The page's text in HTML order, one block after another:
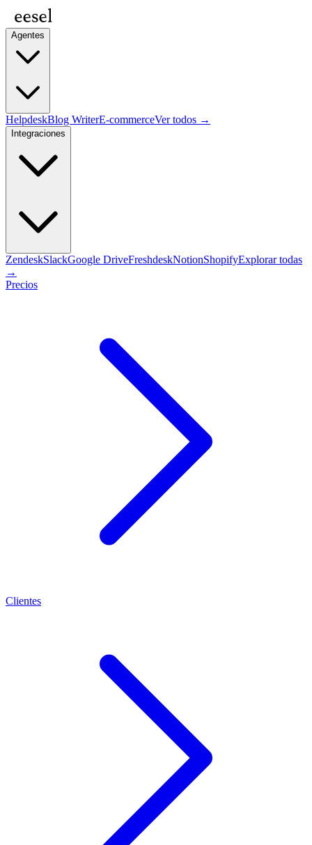
Agentes
HelpdeskBlog WriterE-commerceVer todos →
Integraciones
ZendeskSlackGoogle DriveFreshdeskNotionShopifyExplorar todas
→
Precios
Clientes